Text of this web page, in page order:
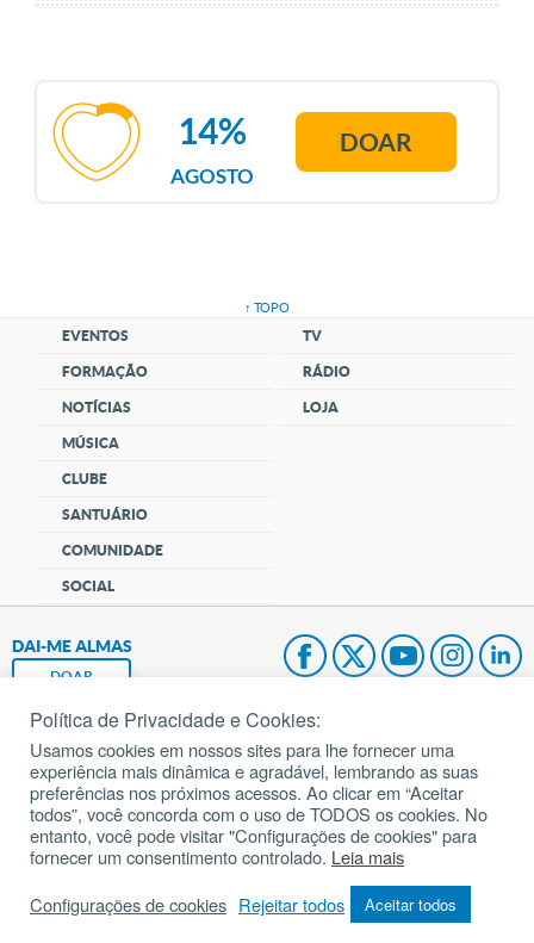
AGOSTO
14% DOAR
↑ TOPO
EVENTOS
FORMAÇÃO
NOTÍCIAS
MÚSICA
CLUBE
SANTUÁRIO
COMUNIDADE
SOCIAL
TV
RÁDIO
LOJA
DAI-ME ALMAS
DOAR
Fundação João Paulo II
Pedido de Oração
Mapa do site
Todos os direitos reservados.
Política de Privacidade e Cookies:
Usamos cookies em nossos sites para lhe fornecer uma
experiência mais dinâmica e agradável, lembrando as suas
preferências nos próximos acessos. Ao clicar em “Aceitar
todos”, você concorda com o uso de TODOS os cookies. No
entanto, você pode visitar "Configurações de cookies" para
fornecer um consentimento controlado. Leia mais
Configurações de cookies Rejeitar todos Aceitar todos